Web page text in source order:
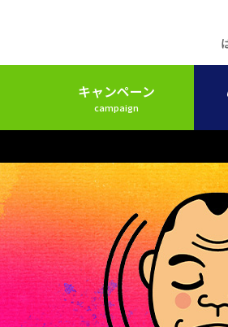
キャンペーン
campaign